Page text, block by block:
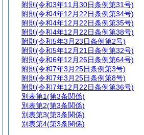
附則 (令和3年11月30日条例第31号)
附則 (令和4年12月22日条例第34号)
附則 (令和4年12月22日条例第35号)
附則 (令和4年12月22日条例第38号)
附則 (令和5年3月23日条例第2号)
附則 (令和5年12月21日条例第32号)
附則 (令和6年12月26日条例第64号)
附則 (令和7年3月25日条例第3号)
附則 (令和7年3月25日条例第8号)
附則 (令和7年12月22日条例第36号)
別表第1(第3条関係)
別表第2(第3条関係)
別表第3(第3条関係)
別表第4(第3条関係)